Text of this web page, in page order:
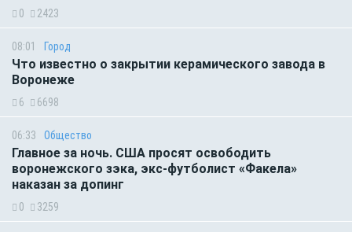
0 2423
08:01 Город
Что известно о закрытии керамического завода в
Воронеже
6 6698
06:33 Общество
Главное за ночь. CША просят освободить
воронежского зэка, экс-футболист «Факела»
наказан за допинг
0 3259